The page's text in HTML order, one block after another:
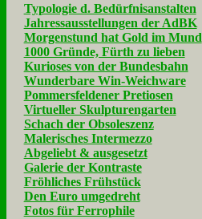
Typologie d. Bedürfnisanstalten
Jahressausstellungen der AdBK
Morgenstund hat Gold im Mund
1000 Gründe, Fürth zu lieben
Kurioses von der Bundesbahn
Wunderbare Win-Weichware
Pommersfeldener Pretiosen
Virtueller Skulpturengarten
Schach der Obsoleszenz
Malerisches Intermezzo
Abgeliebt & ausgesetzt
Galerie der Kontraste
Fröhliches Frühstück
Den Euro umgedreht
Fotos für Ferrophile